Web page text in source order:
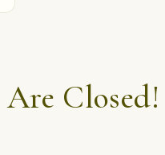
Closed!